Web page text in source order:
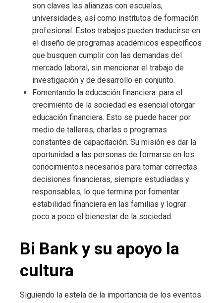
son claves las alianzas con escuelas,
universidades, así como institutos de formación
profesional. Estos trabajos pueden traducirse en
el diseño de programas académicos específicos
que busquen cumplir con las demandas del
mercado laboral, sin mencionar el trabajo de
investigación y de desarrollo en conjunto.
Fomentando la educación financiera: para el
crecimiento de la sociedad es esencial otorgar
educación financiera. Esto se puede hacer por
medio de talleres, charlas o programas
constantes de capacitación. Su misión es dar la
oportunidad a las personas de formarse en los
conocimientos necesarios para tomar correctas
decisiones financieras, siempre estudiadas y
responsables, lo que termina por fomentar
estabilidad financiera en las familias y lograr
poco a poco el bienestar de la sociedad.
Bi Bank y su apoyo la
cultura
Siguiendo la estela de la importancia de los eventos